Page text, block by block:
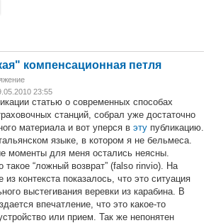
компенсационная петля
23:55
статью о современных способах
станций, собрал уже достаточно
материала и вот уперся в эту публикацию.
языке, в котором я не бельмеса.
моменты для меня остались неясны.
такое “ложный возврат” (falso rinvio). На
контекста показалось, что это ситуация
выстегивания веревки из карабина. В
впечатление, что это какое-то
или прием. Так же непонятен